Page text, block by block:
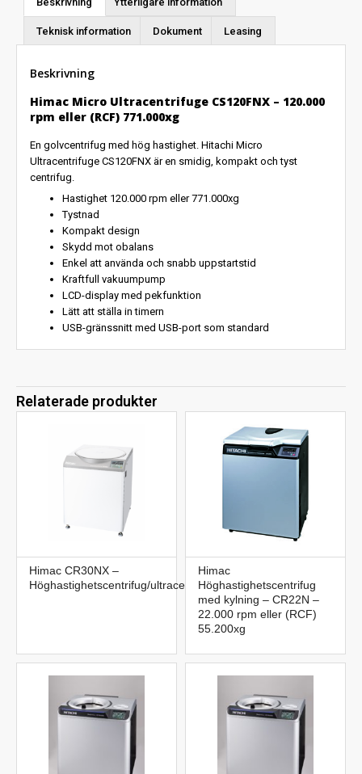
Teknisk information Dokument Leasing
Beskrivning
Himac Micro Ultracentrifuge CS120FNX – 120.000
rpm eller (RCF) 771.000xg
En golvcentrifug med hög hastighet. Hitachi Micro
Ultracentrifuge CS120FNX är en smidig, kompakt och tyst
centrifug.
Hastighet 120.000 rpm eller 771.000xg
Tystnad
Kompakt design
Skydd mot obalans
Enkel att använda och snabb uppstartstid
Kraftfull vakuumpump
LCD-display med pekfunktion
Lätt att ställa in timern
USB-gränssnitt med USB-port som standard
Relaterade produkter
Himac CR30NX –
Höghastighetscentrifug/ultracentrifug
Himac
Höghastighetscentrifug
med kylning – CR22N –
22.000 rpm eller (RCF)
55.200xg